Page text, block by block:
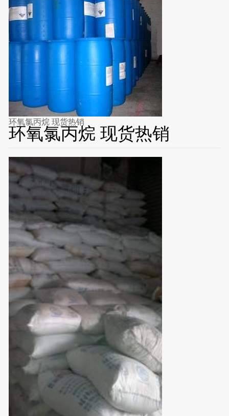
环氧氯丙烷 现货热销
环氧氯丙烷 现货热销